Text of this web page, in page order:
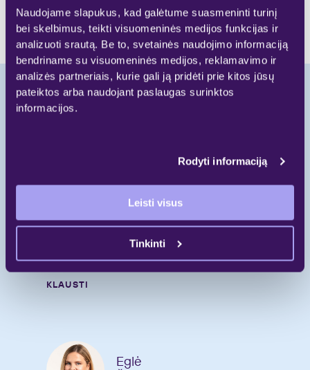
Naudojame slapukus, kad galėtume suasmeninti turinį
bei skelbimus, teikti visuomeninės medijos funkcijas ir
analizuoti srautą. Be to, svetainės naudojimo informaciją
bendriname su visuomeninės medijos, reklamavimo ir
analizės partneriais, kurie gali ją pridėti prie kitos jūsų
pateiktos arba naudojant paslaugas surinktos
informacijos.
Rodyti informaciją
Leisti visus
Tinkinti
gyvenimui@galio.lt
KLAUSTI
Eglė